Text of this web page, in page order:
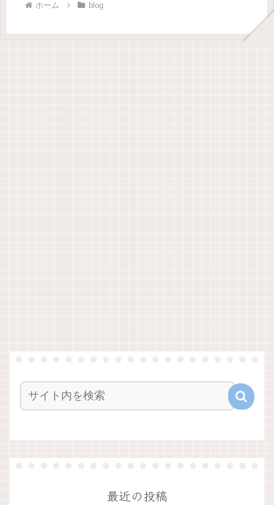
ホーム blog
最近の投稿